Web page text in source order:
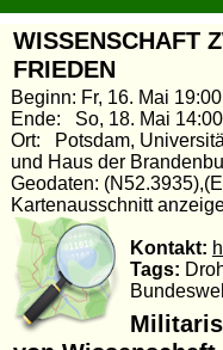
WISSENSCHAFT
FRIEDEN
Beginn: Fr, 16. Mai
Ende: So, 18. Mai
Ort: Potsdam,
und Haus der
Geodaten:
Kartenausschnitt
Kontakt:
Tags: